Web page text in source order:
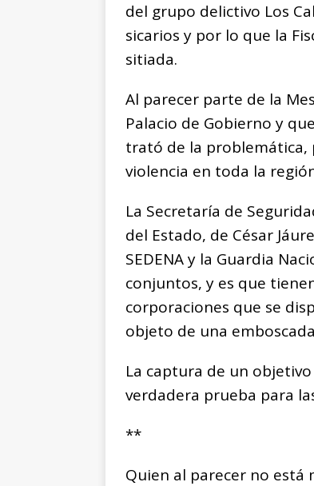
del grupo delictivo Los
sicarios y por lo que la
sitiada.
Al parecer parte de la
Palacio de Gobierno y
trató de la problemática,
violencia en toda la
La Secretaría de
del Estado, de César
SEDENA y la Guardia
conjuntos, y es que
corporaciones que se
objeto de una
La captura de un
verdadera prueba para
**
Quien al parecer no está